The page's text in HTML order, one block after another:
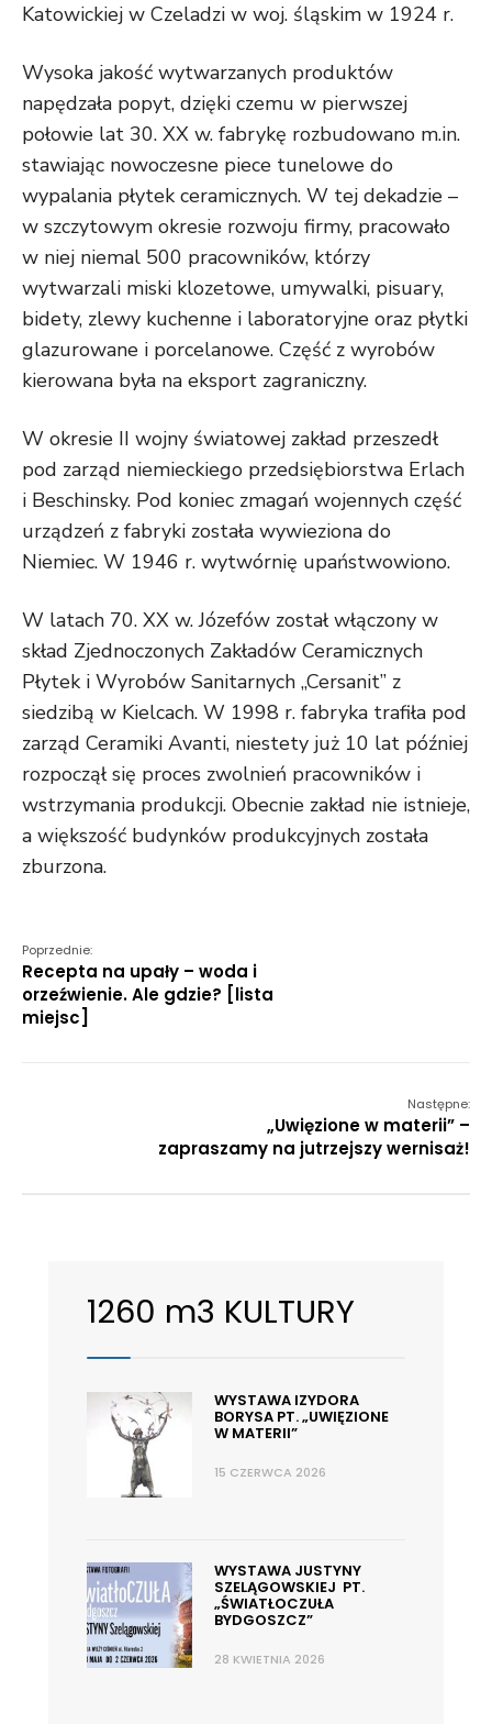
Katowickiej w Czeladzi w woj. śląskim w 1924 r.
Wysoka jakość wytwarzanych produktów
napędzała popyt, dzięki czemu w pierwszej
połowie lat 30. XX w. fabrykę rozbudowano m.in.
stawiając nowoczesne piece tunelowe do
wypalania płytek ceramicznych. W tej dekadzie –
w szczytowym okresie rozwoju firmy, pracowało
w niej niemal 500 pracowników, którzy
wytwarzali miski klozetowe, umywalki, pisuary,
bidety, zlewy kuchenne i laboratoryjne oraz płytki
glazurowane i porcelanowe. Część z wyrobów
kierowana była na eksport zagraniczny.
W okresie II wojny światowej zakład przeszedł
pod zarząd niemieckiego przedsiębiorstwa Erlach
i Beschinsky. Pod koniec zmagań wojennych część
urządzeń z fabryki została wywieziona do
Niemiec. W 1946 r. wytwórnię upaństwowiono.
W latach 70. XX w. Józefów został włączony w
skład Zjednoczonych Zakładów Ceramicznych
Płytek i Wyrobów Sanitarnych „Cersanit” z
siedzibą w Kielcach. W 1998 r. fabryka trafiła pod
zarząd Ceramiki Avanti, niestety już 10 lat później
rozpoczął się proces zwolnień pracowników i
wstrzymania produkcji. Obecnie zakład nie istnieje,
a większość budynków produkcyjnych została
zburzona.
Poprzednie:
Recepta na upały – woda i
orzeźwienie. Ale gdzie? [lista
miejsc]
Następne:
„Uwięzione w materii” –
zapraszamy na jutrzejszy wernisaż!
1260 m3 KULTURY
WYSTAWA IZYDORA
BORYSA PT. „UWIĘZIONE
W MATERII”
15 CZERWCA 2026
WYSTAWA JUSTYNY
SZELĄGOWSKIEJ PT.
„ŚWIATŁOCZUŁA
BYDGOSZCZ”
28 KWIETNIA 2026